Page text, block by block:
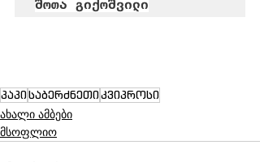
შოთა გიქოშვილი
პაპისაბერძნეთიკვიპროსი
ახალი ამბები
მსოფლიო